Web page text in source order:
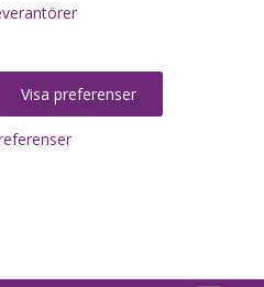
Visa preferenser